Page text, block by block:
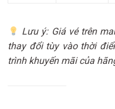
Lưu ý: Giá vé trên
thay đổi tùy vào thời
trình khuyến mãi của